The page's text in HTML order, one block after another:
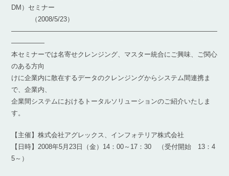
DM）セミナー
（2008/5/23）
―――――――――――――――――――――――――――――――
―――――
本セミナーでは名寄せクレンジング、マスター統合にご興味、ご関心
のある方向
けに企業内に散在するデータのクレンジングからシステム間連携ま
で、企業内、
企業間システムにおけるトータルソリューションのご紹介いたしま
す。
【主催】株式会社アグレックス、インフォテリア株式会社
【日時】2008年5月23日（金）14：00～17：30 （受付開始 13：4
5～）